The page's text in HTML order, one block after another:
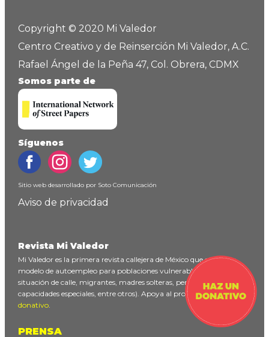
Copyright © 2020 Mi Valedor
Centro Creativo y de Reinserción Mi Valedor, A.C.
Rafael Ángel de la Peña 47, Col. Obrera, CDMX
Somos parte de
Síguenos
Sitio web desarrollado por Soto Comunicación
Aviso de privacidad
Revista Mi Valedor
Mi Valedor es la primera revista callejera de México que ofrece un
modelo de autoempleo para poblaciones vulnerables (personas en
situación de calle, migrantes, madres solteras, personas con
capacidades especiales, entre otros). Apoya al proyectohaciendo un
donativo.
PRENSA